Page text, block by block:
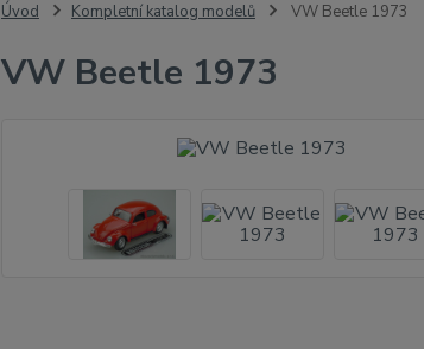
Úvod Kompletní katalog modelů VW Beetle 1973
VW Beetle 1973